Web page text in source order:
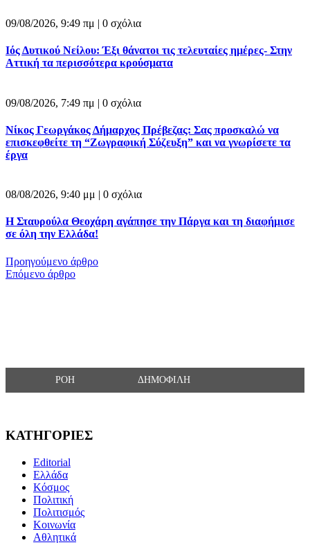
09/08/2026, 9:49 πμ | 0 σχόλια
Ιός Δυτικού Νείλου: Έξι θάνατοι τις τελευταίες ημέρες- Στην
Αττική τα περισσότερα κρούσματα
09/08/2026, 7:49 πμ | 0 σχόλια
Νίκος Γεωργάκος Δήμαρχος Πρέβεζας: Σας προσκαλώ να
επισκεφθείτε τη “Ζωγραφική Σύζευξη” και να γνωρίσετε τα
έργα
08/08/2026, 9:40 μμ | 0 σχόλια
Η Σταυρούλα Θεοχάρη αγάπησε την Πάργα και τη διαφήμισε
σε όλη την Ελλάδα!
Προηγούμενο άρθρο
Επόμενο άρθρο
ΡΟΗ ΔΗΜΟΦΙΛΗ
ΚΑΤΗΓΟΡΙΕΣ
Editorial
Ελλάδα
Κόσμος
Πολιτική
Πολιτισμός
Κοινωνία
Αθλητικά